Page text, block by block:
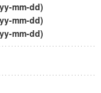
mm-dd)
mm-dd)
mm-dd)